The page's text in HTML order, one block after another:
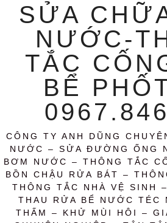
SỬA
NƯỚC-
TẮC
BỂ
CÔNG TY ANH DŨNG
NƯỚC – SỬA ĐƯỜNG ỐNG
BƠM NƯỚC – THÔNG TẮC
BỒN CHẬU RỬA BÁT –
THÔNG TẮC NHÀ VỆ SINH
THAU RỬA BỂ NƯỚC TÉC
THẤM – KHỬ MÙI HÔI –